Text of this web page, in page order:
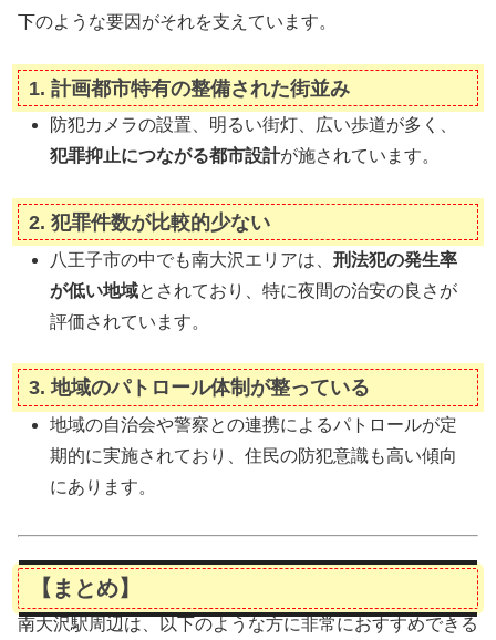
下のような要因がそれを支えています。
1. 計画都市特有の整備された街並み
防犯カメラの設置、明るい街灯、広い歩道が多く、
犯罪抑止につながる都市設計が施されています。
2. 犯罪件数が比較的少ない
八王子市の中でも南大沢エリアは、刑法犯の発生率
が低い地域とされており、特に夜間の治安の良さが
評価されています。
3.地域のパトロール体制が整っている
地域の自治会や警察との連携によるパトロールが定
期的に実施されており、住民の防犯意識も高い傾向
にあります。
【まとめ】
南大沢駅周辺は、以下のような方に非常におすすめできる